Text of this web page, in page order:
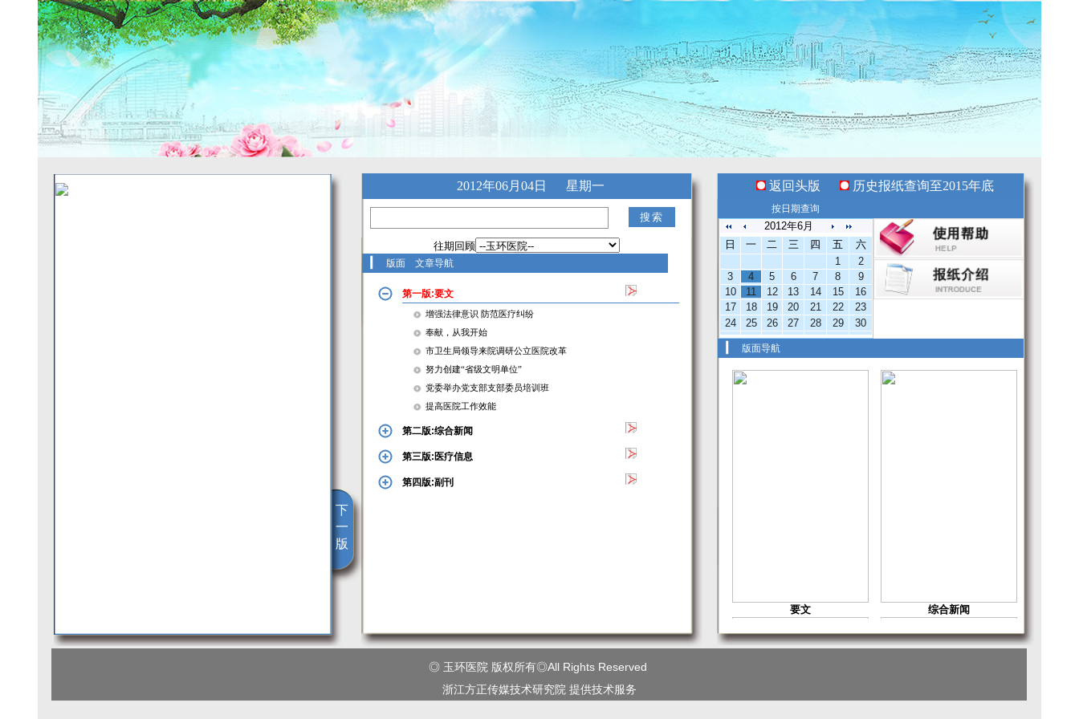
下
一
版
返回头版 历史报纸查询至2015年底
按日期查询
2012年6月
日
一 二 三 四 五
六
1
2
3
4 5 6 7 8
9
10
11 12 13 14 15
16
17
18 19 20 21 22
23
24
25 26 27 28 29 30
版面导航
要文 综合新闻
2012年06月04日 星期一
往期回顾
版面 文章导航
第一版:要文
增强法律意识 防范医疗纠纷
奉献，从我开始
市卫生局领导来院调研公立医院改革
努力创建“省级文明单位”
党委举办党支部支部委员培训班
提高医院工作效能
第二版:综合新闻
第三版:医疗信息
第四版:副刊
◎ 玉环医院 版权所有◎All Rights Reserved
浙江方正传媒技术研究院 提供技术服务